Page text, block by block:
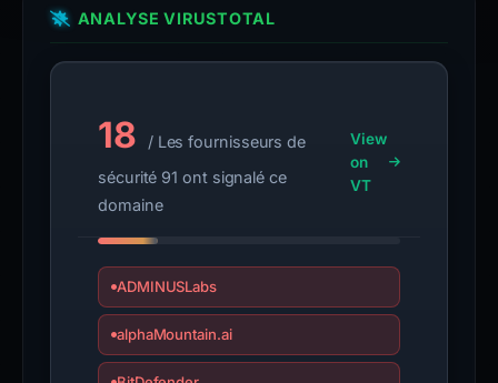
report
is
ANALYSE VIRUSTOTAL
18
/ Les fournisseurs de
sécurité 91 ont signalé ce
domaine
View
on
VT
ADMINUSLabs
alphaMountain.ai